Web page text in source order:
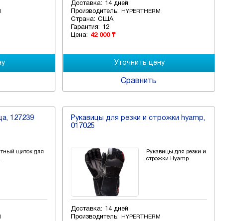
Доставка:
14 дней
Производитель:
HYPERTHERM
Страна: США
Гарантия:
12
Цена: 42 000 ₸
Сравнить
127239
щиток для
Рукавицы для резки и строжки hyamp,
017025
Рукавицы для резки и
строжки Hyamp
Доставка:
14 дней
Производитель:
HYPERTHERM